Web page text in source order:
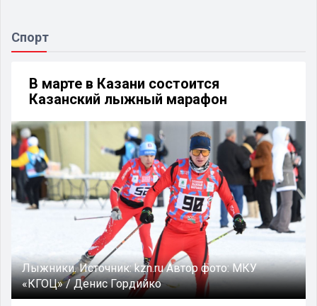
Спорт
В марте в Казани состоится
Казанский лыжный марафон
Лыжники.Источник:kzn.ruАвтор фото:МКУ
«КГОЦ» / Денис Гордийко